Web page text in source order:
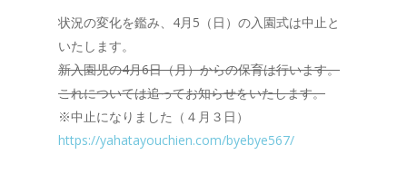
状況の変化を鑑み、4月5（日）の入園式は中止と
いたします。
新入園児の4月6日（月）からの保育は行います。
これについては追ってお知らせをいたします。
※中止になりました（４月３日）
https://yahatayouchien.com/byebye567/